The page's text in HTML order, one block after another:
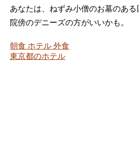
あなたは、ねずみ小僧のお墓のある
院傍のデニーズの方がいいかも。
朝食 ホテル 外食
東京都のホテル